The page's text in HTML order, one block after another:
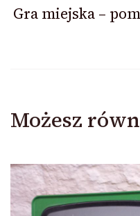
Gra miejska –
Możesz